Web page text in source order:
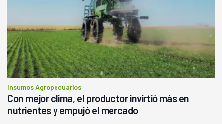
Insumos Agropecuarios
Con mejor clima, el productor invirtió más en
nutrientes y empujó el mercado